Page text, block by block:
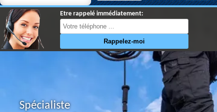
Etre rappelé immédiatement:
Spécialiste